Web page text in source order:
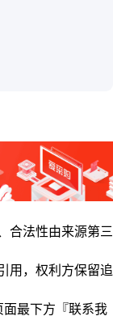
花金骏眉红茶茶店货源进货渠道
合法性由来源第三
用，权利方保留追
最下方『联系我